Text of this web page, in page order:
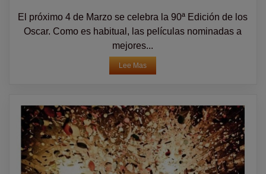
El próximo 4 de Marzo se celebra la 90ª Edición de los
Oscar. Como es habitual, las películas nominadas a
mejores...
Lee Mas